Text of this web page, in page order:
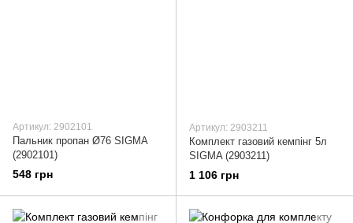
Артикул: 2902101
Пальник пропан Ø76 SIGMA
(2902101)
548 грн
Артикул: 2903211
Комплект газовий кемпінг 5л
SIGMA (2903211)
1 106 грн